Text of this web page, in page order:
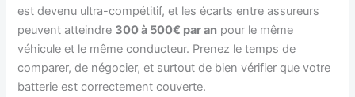
est devenu ultra-compétitif, et les écarts entre assureurs
peuvent atteindre 300 à 500€ par an pour le même
véhicule et le même conducteur. Prenez le temps de
comparer, de négocier, et surtout de bien vérifier que votre
batterie est correctement couverte.